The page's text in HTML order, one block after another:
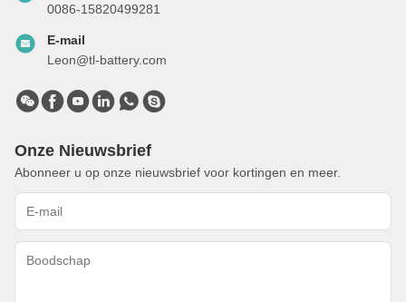
0086-15820499281
E-mail
Leon@tl-battery.com
Onze Nieuwsbrief
Abonneer u op onze nieuwsbrief voor kortingen en meer.